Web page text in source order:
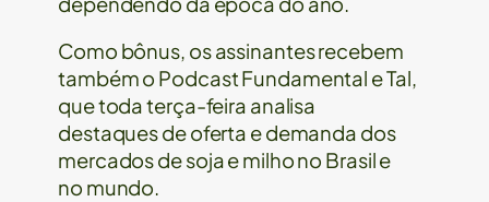
Como bônus, os assinantes recebem
também o Podcast Fundamental e Tal,
que toda terça-feira analisa
destaques de oferta e demanda dos
mercados de soja e milho no Brasil e
no mundo.